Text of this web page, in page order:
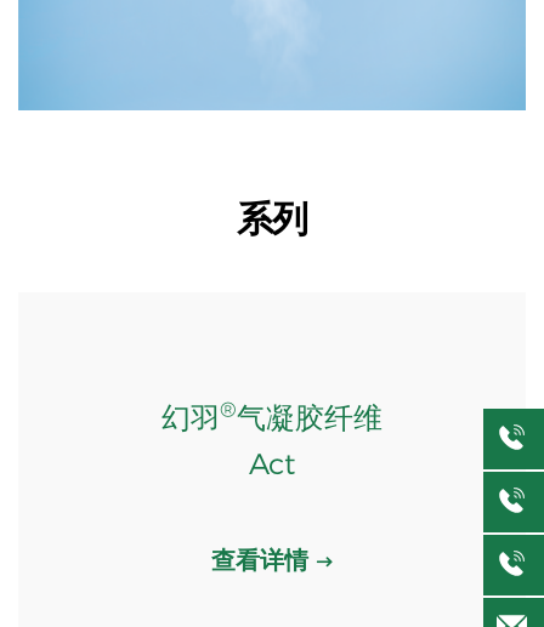
系列
幻羽®气凝胶纤维
Act
查看详情